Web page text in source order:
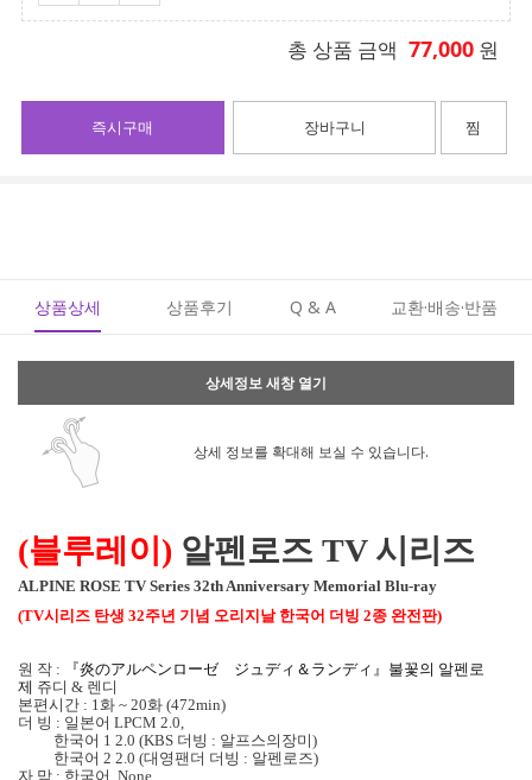
총 상품 금액 77,000 원
장바구니
즉시구매 찜
상품상세 상품후기 Q & A 교환·배송·반품
상세정보 새창 열기
상세 정보를 확대해 보실 수 있습니다.
(블루레이) 알펜로즈 TV 시리즈
ALPINE ROSE TV Series 32th Anniversary Memorial Blu-ray
(TV시리즈 탄생 32주년 기념 오리지날 한국어 더빙 2종 완전판)
원 작 : 『炎のアルペンロ ーゼ ジュディ＆ランディ』불꽃의 알펜로
제 쥬디 & 렌디
본편시간 : 1화 ~ 20화 (472min)
더 빙 : 일본어 LPCM 2.0,
한국어 1 2.0 (KBS 더빙 : 알프스의장미)
한국어 2 2.0 (대영팬더 더빙 : 알펜로즈)
자 막 : 한국어, None